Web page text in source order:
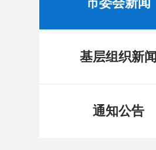
基层组织新闻
通知公告